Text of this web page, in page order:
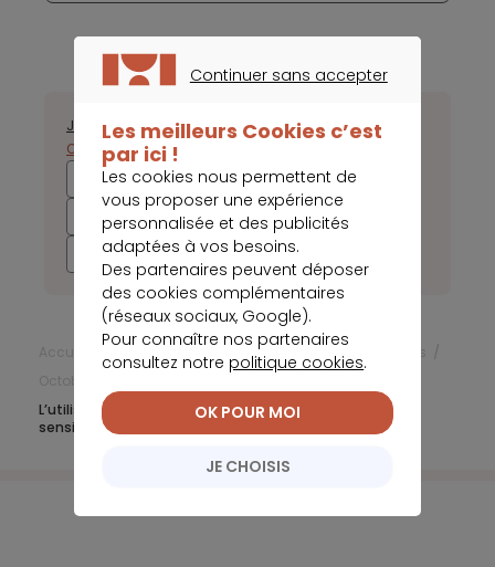
2025 2024 2023
2022
2021
2020 2019
2018
2017
JanvierFévrierMarsAvrilMai JuinJuilletAoûtSeptembre
OctobreNovembre
Frais bancaires
Actualités Frais bancaires
L’utilisation de l’argent liquide par les Allemands baisse
sensiblement à cause de l’épidémie
Continuer sans accepter
Les meilleurs Cookies c’est
par ici !
Les cookies nous permettent de
vous proposer une expérience
personnalisée et des publicités
adaptées à vos besoins.
Des partenaires peuvent déposer
des cookies complémentaires
(réseaux sociaux, Google).
Pour connaître nos partenaires
consultez notre politique cookies.
JE CHOISIS
OK POUR MOI